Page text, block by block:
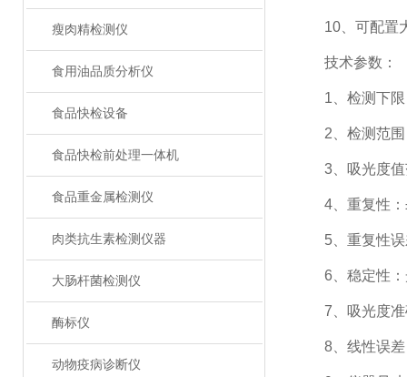
瘦肉精检测仪
食用油品质分析仪
食品快检设备
食品快检前处理一体机
食品重金属检测仪
肉类抗生素检测仪器
大肠杆菌检测仪
酶标仪
动物疫病诊断仪
10、可配置大
技术参数：
1、检测下限
2、检测范围
3、吸光度值
4、重复性：
5、重复性误
6、稳定性：
7、吸光度准
8、线性误差